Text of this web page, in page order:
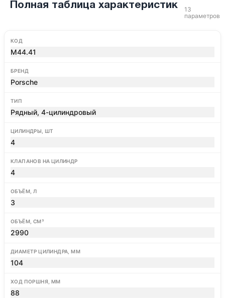
Полная таблица характеристик
13
параметров
КОД
M44.41
БРЕНД
Porsche
ТИП
Рядный, 4-цилиндровый
ЦИЛИНДРЫ, ШТ
4
КЛАПАНОВ НА ЦИЛИНДР
4
ОБЪЁМ, Л
3
ОБЪЁМ, СМ³
2990
ДИАМЕТР ЦИЛИНДРА, ММ
104
ХОД ПОРШНЯ, ММ
88